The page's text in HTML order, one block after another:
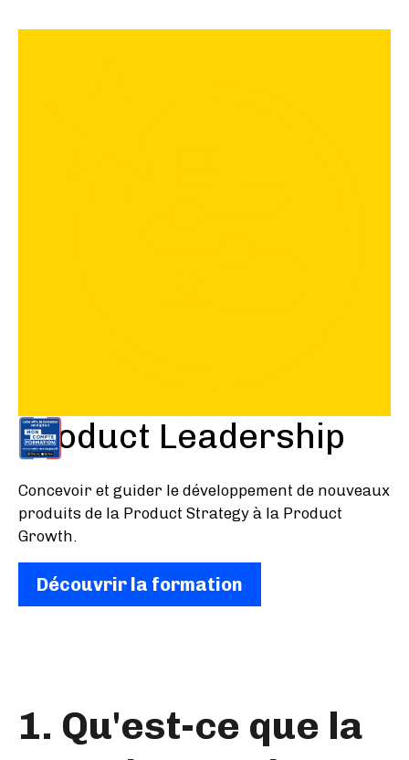
Product Leadership
Concevoir et guider le développement de nouveaux
produits de la Product Strategy à la Product
Growth.
Découvrir la formation
1. Qu'est-ce que la